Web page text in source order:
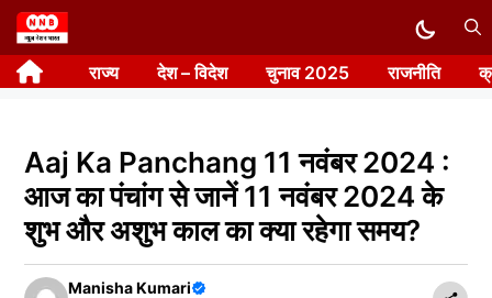
Skip
to
content राज्य देश – विदेश चुनाव 2025 राजनीति
Aaj Ka Panchang 11 नवंबर 2024 :
आज का पंचांग से जानें 11 नवंबर 2024 के
शुभ और अशुभ काल का क्या रहेगा समय?
Manisha Kumari